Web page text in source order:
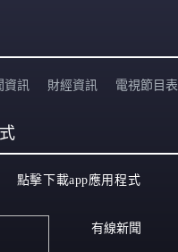
資訊 財經資訊 電視節目表
點擊下載app應用程式
有線新聞